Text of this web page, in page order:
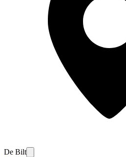
De Bilt